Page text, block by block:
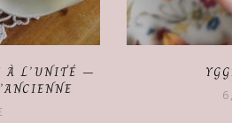
À L’UNITÉ –